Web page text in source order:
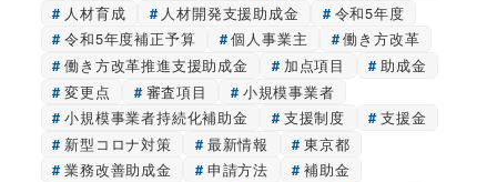
人材育成
人材開発支援助成金
令和5年度
令和5年度補正予算
個人事業主
働き方改革
働き方改革推進支援助成金
加点項目
助成金
変更点
審査項目
小規模事業者
小規模事業者持続化補助金
支援制度
支援金
新型コロナ対策
最新情報
東京都
業務改善助成金
申請方法
補助金